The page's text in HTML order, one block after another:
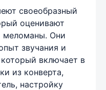
своеобразный
оценивают
меломаны. Они
звучания и
включает в
из конверта,
настройку